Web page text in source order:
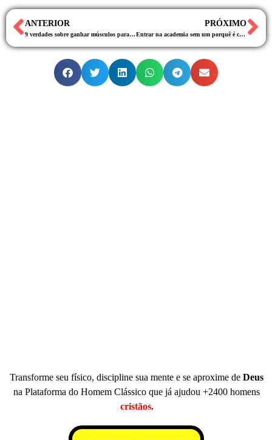
ANTERIOR
9 verdades sobre ganhar músculos para naturais (sem anabolizantes)
PRÓXIMO
Entrar na academia sem um porquê é como entrar em um banheiro sem papel higiênico
Transforme seu físico, discipline sua mente e se aproxime de Deus
na Plataforma do Homem Clássico que já ajudou +2400 homens
cristãos.